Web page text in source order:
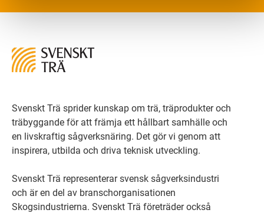
Svenskt Trä sprider kunskap om trä, träprodukter och
träbyggande för att främja ett hållbart samhälle och
en livskraftig sågverksnäring. Det gör vi genom att
inspirera, utbilda och driva teknisk utveckling.
Svenskt Trä representerar svensk sågverksindustri
och är en del av branschorganisationen
Skogsindustrierna. Svenskt Trä företräder också